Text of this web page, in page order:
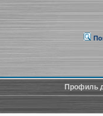
Профиль